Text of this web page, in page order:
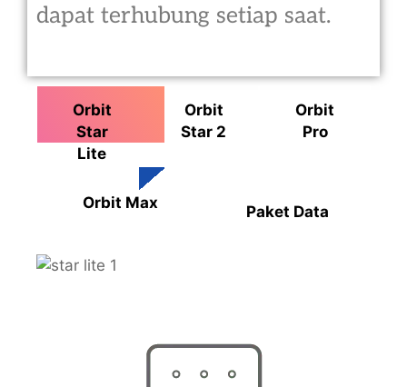
dapat terhubung setiap saat.
Orbit
Star
Lite
Orbit
Star 2
Orbit
Pro
Orbit Max Paket Data